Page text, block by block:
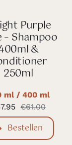
Purple
– Shampoo
&
250ml
ml / 400 ml
€61.00
prijs
€61.00.
Huidige
prijs
€57.95.
Bestellen